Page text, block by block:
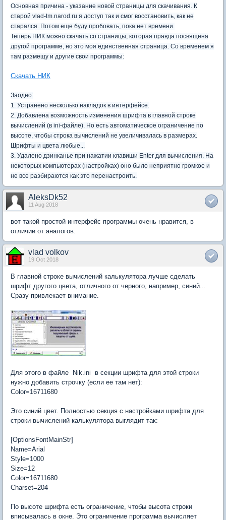
Основная причина - указание новой страницы для скачивания. К
старой vlad-tm.narod.ru я доступ так и смог восстановить, как не
старался. Потом еще буду пробовать, пока нет времени.
Теперь НИК можно скачать со страницы, которая правда посвящена
другой программе, но это моя единственная страница. Со временем я
там размещу и другие свои программы:
Скачать НИК
Заодно:
1. Устранено несколько накладок в интерфейсе.
2. Добавлена возможность изменения шрифта в главной строке
вычислений (в ini-файле). Но есть автоматическое ограничение по
высоте, чтобы строка вычислений не увеличивалась в размерах.
Шрифты и цвета любые...
3. Удалено дзинканье при нажатии клавиши Enter для вычисления. На
некоторых компьютерах (настройках) оно было неприятно громкое и
не все разбираются как это перенастроить.
AleksDk52
11 Aug 2018
вот такой простой интерфейс программы очень нравится, в
отличии от аналогов.
vlad volkov
19 Oct 2018
В главной строке вычислений калькулятора лучше сделать
шрифт другого цвета, отличного от черного, например, синий...
Сразу привлекает внимание.
Для этого в файле Nik.ini в секции шрифта для этой строки
нужно добавить строчку (если ее там нет):
Color=16711680
Это синий цвет. Полностью секция с настройками шрифта для
строки вычислений калькулятора выглядит так:
[OptionsFontMainStr]
Name=Arial
Style=1000
Size=12
Color=16711680
Charset=204
По высоте шрифта есть ограничение, чтобы высота строки
вписывалась в окне. Это ограничение программа вычисляет